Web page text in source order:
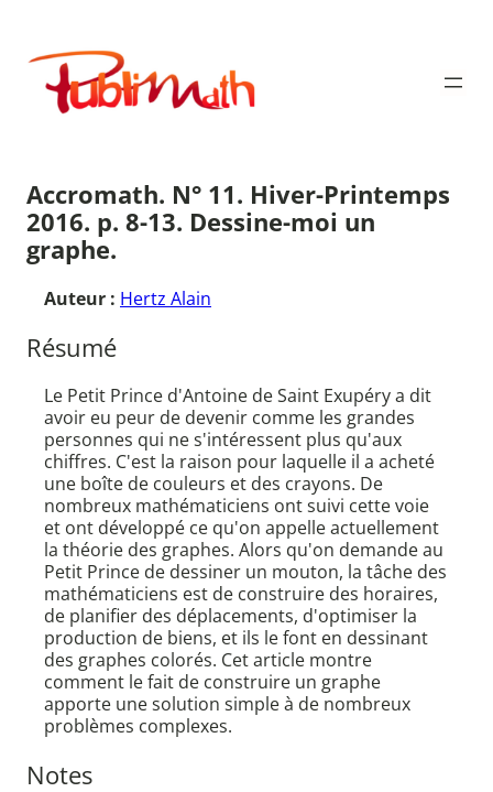
contenu
Publimath
Accromath. N° 11. Hiver-Printemps
2016. p. 8-13. Dessine-moi un
graphe.
Auteur : Hertz Alain
Résumé
Le Petit Prince d'Antoine de Saint Exupéry a dit
avoir eu peur de devenir comme les grandes
personnes qui ne s'intéressent plus qu'aux
chiffres. C'est la raison pour laquelle il a acheté
une boîte de couleurs et des crayons. De
nombreux mathématiciens ont suivi cette voie
et ont développé ce qu'on appelle actuellement
la théorie des graphes. Alors qu'on demande au
Petit Prince de dessiner un mouton, la tâche des
mathématiciens est de construire des horaires,
de planifier des déplacements, d'optimiser la
production de biens, et ils le font en dessinant
des graphes colorés. Cet article montre
comment le fait de construire un graphe
apporte une solution simple à de nombreux
problèmes complexes.
Notes